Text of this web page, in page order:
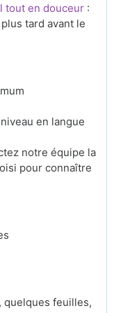
tout en douceur :
tard avant le
en langue
notre équipe la
pour connaître
quelques feuilles,